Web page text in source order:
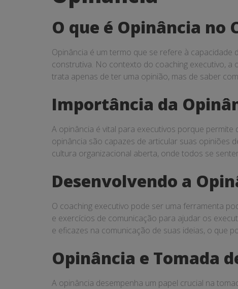
O que é Opinância no
Opinância é um termo que se refere à capacidade
construtiva. No contexto do coaching executivo, a
trata apenas de ter uma opinião, mas de saber
Importância da
A opinância é vital para executivos porque
opinância são capazes de articular suas opiniões
cultura organizacional aberta, onde todos se
Desenvolvendo a
O coaching executivo pode ser uma ferramenta
e exercícios de comunicação para ajudar os
e eficazes na comunicação de suas ideias, o que
Opinância e Tomada
A opinância desempenha um papel crucial na